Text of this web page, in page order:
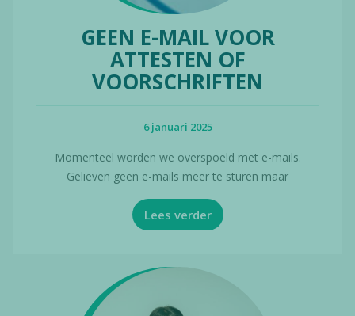
GEEN E-MAIL VOOR
ATTESTEN OF
VOORSCHRIFTEN
6 januari 2025
Momenteel worden we overspoeld met e-mails.
Gelieven geen e-mails meer te sturen maar
Lees verder